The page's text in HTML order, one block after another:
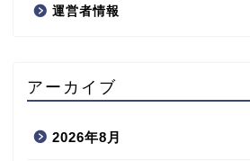
運営者情報
アーカイブ
2026年8月